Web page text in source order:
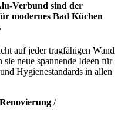
Verbund sind der
modernes Bad Küchen
auf jeder tragfähigen Wand
sie neue spannende Ideen für
Hygienestandards in allen
Renovierung /